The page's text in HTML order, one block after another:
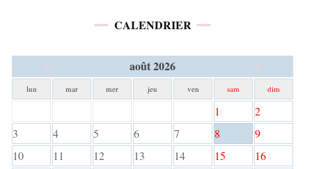
CALENDRIER
< août 2026 >
lun mar mer jeu ven sam dim
1
2
3
4 5 6 7 8
9
10
11 12 13 14 15
16